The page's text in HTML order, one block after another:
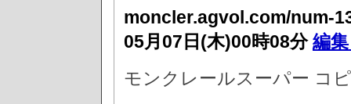
moncler.agvol.com/num-
05月07日(木)00時08分編
モンクレールスーパー コ